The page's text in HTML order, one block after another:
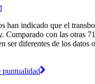
han indicado que el
Comparado con las otras
ser diferentes de los
puntualidad